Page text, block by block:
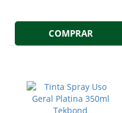
COMPRAR